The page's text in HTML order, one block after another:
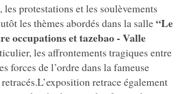
protestations et les soulèvements
les thèmes abordés dans la salle“Le
occupations et tazebao - Valle
les affrontements tragiques entre
forces de l’ordre dans la fameuse
retrace également